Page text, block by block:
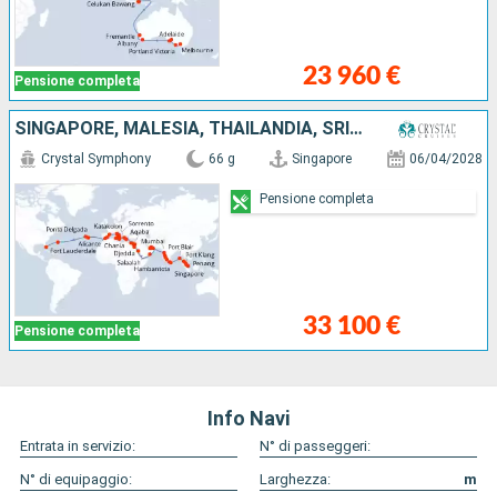
Pensione completa 23 960 €
SINGAPORE, MALESIA, THAILANDIA, SRI LANKA, INDIA, EMIRATI ARABI UNITI, OMAN, ARABIA SAUDITA, GIORDANIA, EGITTO, GRECIA, MALTA, TUNISIA, ITALIA, SPAGNA, PORTOGALLO, REGNO UNITO, STATI UNITI
Pensione completa
Crystal Symphony 66 g Singapore 06/04/2028
33 100 €
Pensione completa
Info Navi
Entrata in servizio:
N° di passeggeri:
N° di equipaggio:
Larghezza:
m